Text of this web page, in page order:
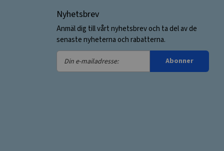
Nyhetsbrev
Anmäl dig till vårt nyhetsbrev och ta del av de
senaste nyheterna och rabatterna.
Din
e-
Abonner